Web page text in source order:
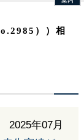
））相
2025年07月